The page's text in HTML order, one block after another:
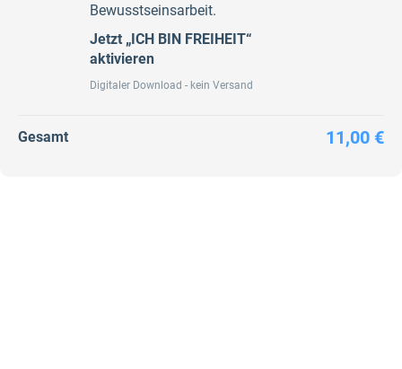
Bewusstseinsarbeit.
Jetzt „ICH BIN FREIHEIT“
aktivieren
Digitaler Download - kein Versand
Gesamt 11,00 €